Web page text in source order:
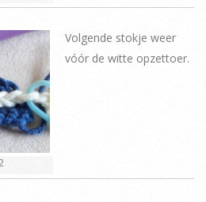
Volgende stokje weer
vóór de witte opzettoer.